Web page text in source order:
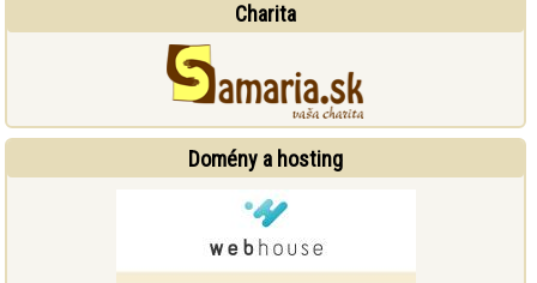
Charita
Domény a hosting